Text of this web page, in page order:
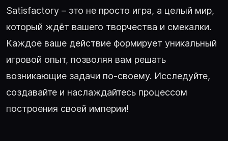
Satisfactory – это не просто игра, а целый мир,
который ждёт вашего творчества и смекалки.
Каждое ваше действие формирует уникальный
игровой опыт, позволяя вам решать
возникающие задачи по-своему. Исследуйте,
создавайте и наслаждайтесь процессом
построения своей империи!